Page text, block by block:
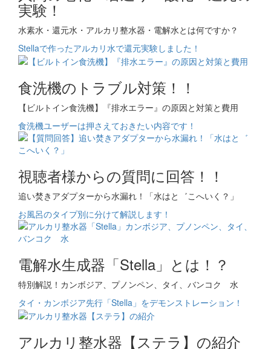
実験！
水素水・還元水・アルカリ整水器・電解水とは何ですか？
Stellaで作ったアルカリ水で還元実験しました！
食洗機のトラブル対策！！
【ビルトイン食洗機】『排水エラー』の原因と対策と費用
食洗機ユーザーは押さえておきたい内容です！
視聴者様からの質問に回答！！
追い焚きアダプターから水漏れ！「水はと゛こへいく？」
お風呂のタイプ別に分けて解説します！
電解水生成器「Stella」とは！？
特別解説！カンボジア、プノンペン、タイ、バンコク 水
タイ・カンボジア先行「Stella」をデモンストレーション！
アルカリ整水器【ステラ】の紹介